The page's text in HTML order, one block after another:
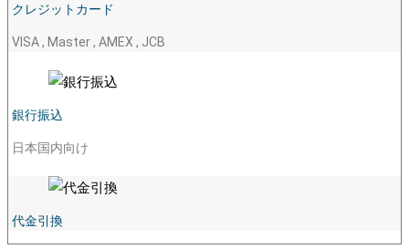
クレジットカード
VISA , Master , AMEX , JCB
銀行振込
日本国内向け
代金引換